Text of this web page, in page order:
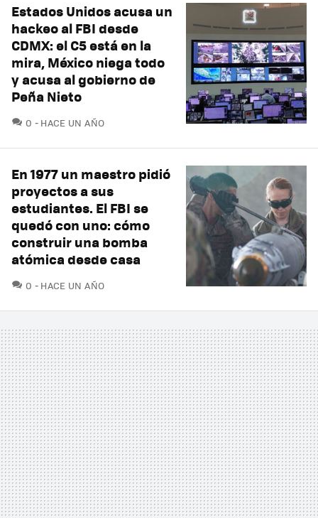
Estados Unidos acusa un
hackeo al FBI desde
CDMX: el C5 está en la
mira, México niega todo
y acusa al gobierno de
Peña Nieto
0 COMENTARIOS
HACE UN AÑO
En 1977 un maestro pidió
proyectos a sus
estudiantes. El FBI se
quedó con uno: cómo
construir una bomba
atómica desde casa
0 COMENTARIOS
HACE UN AÑO